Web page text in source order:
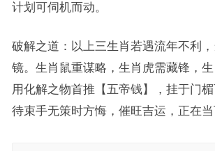
计划可伺机而动。
破解之道：以上三生肖若遇流年不利
镜。生肖鼠重谋略，生肖虎需藏锋，
用化解之物首推【五帝钱】，挂于门
待束手无策时方悔，催旺吉运，正在当